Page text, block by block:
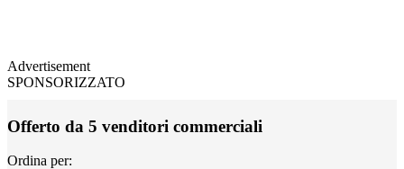
Advertisement
SPONSORIZZATO
Offerto da 5 venditori commerciali
Ordina per: